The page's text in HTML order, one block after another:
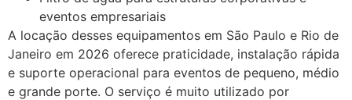
eventos empresariais
A locação desses equipamentos em São Paulo e Rio de
Janeiro em 2026 oferece praticidade, instalação rápida
e suporte operacional para eventos de pequeno, médio
e grande porte. O serviço é muito utilizado por